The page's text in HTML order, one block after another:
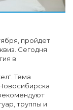
пройдет
Сегодня
в
Тема
труппы и